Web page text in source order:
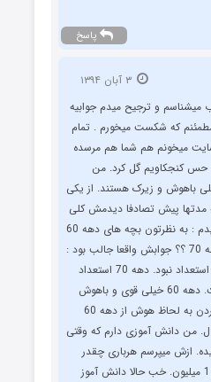
پاسخ
و ترجیح میدم جوابیه
که شکست میخورم . تمام
میخونم هم شما هم مرسده
حس کنجکاویم گل کرد. من
باهوش و زیرک هستند. از یکی
مدتها پیش تصادفا دیدمش کلی
باهم حرف زدیم و ازش پرسیدم : به نظرتون بچه های دهه 60
بهتر و باهوشتر هستند یا دهه 70 ؟؟ جوابش واقعا جالب بود :
دهه 60 پشتکار و تلاش بود استعداد نبود. دهه 70 استعداد
هست پشتکار و تلاش نیست. دهه 60 خیلی قوی و باهوش
بودن اما دهه 70 یه سر و گردن به لحاظ هوش از دهه 60
من دانش آموزی دارم که وقتی
ازش میپرسم هرباری چقدر
گیرت میاد میگه بین 700 تا 1 میلیون. خب حالا دانش آموز